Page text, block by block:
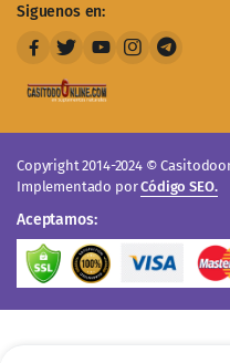
Siguenos en:
Copyright 2014-2024 ©
Implementado porCódigo SEO.
Aceptamos: